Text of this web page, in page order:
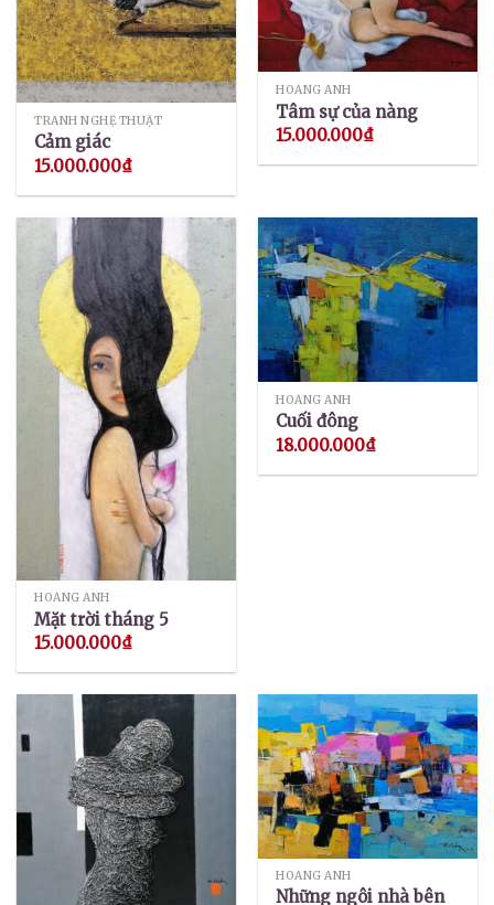
TRANH NGHỆ THUẬT
Cảm giác
15.000.000₫
HOÀNG ANH
Tâm sự của nàng
15.000.000₫
HOÀNG ANH
Mặt trời tháng 5
15.000.000₫
HOÀNG ANH
Cuối đông
18.000.000₫
HOÀNG ANH
Những ngôi nhà bên